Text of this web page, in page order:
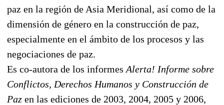
paz en la región de Asia Meridional, así como de la
dimensión de género en la construcción de paz,
especialmente en el ámbito de los procesos y las
negociaciones de paz.
Es co-autora de los informes Alerta! Informe sobre
Conflictos, Derechos Humanos y Construcción de
Paz en las ediciones de 2003, 2004, 2005 y 2006,